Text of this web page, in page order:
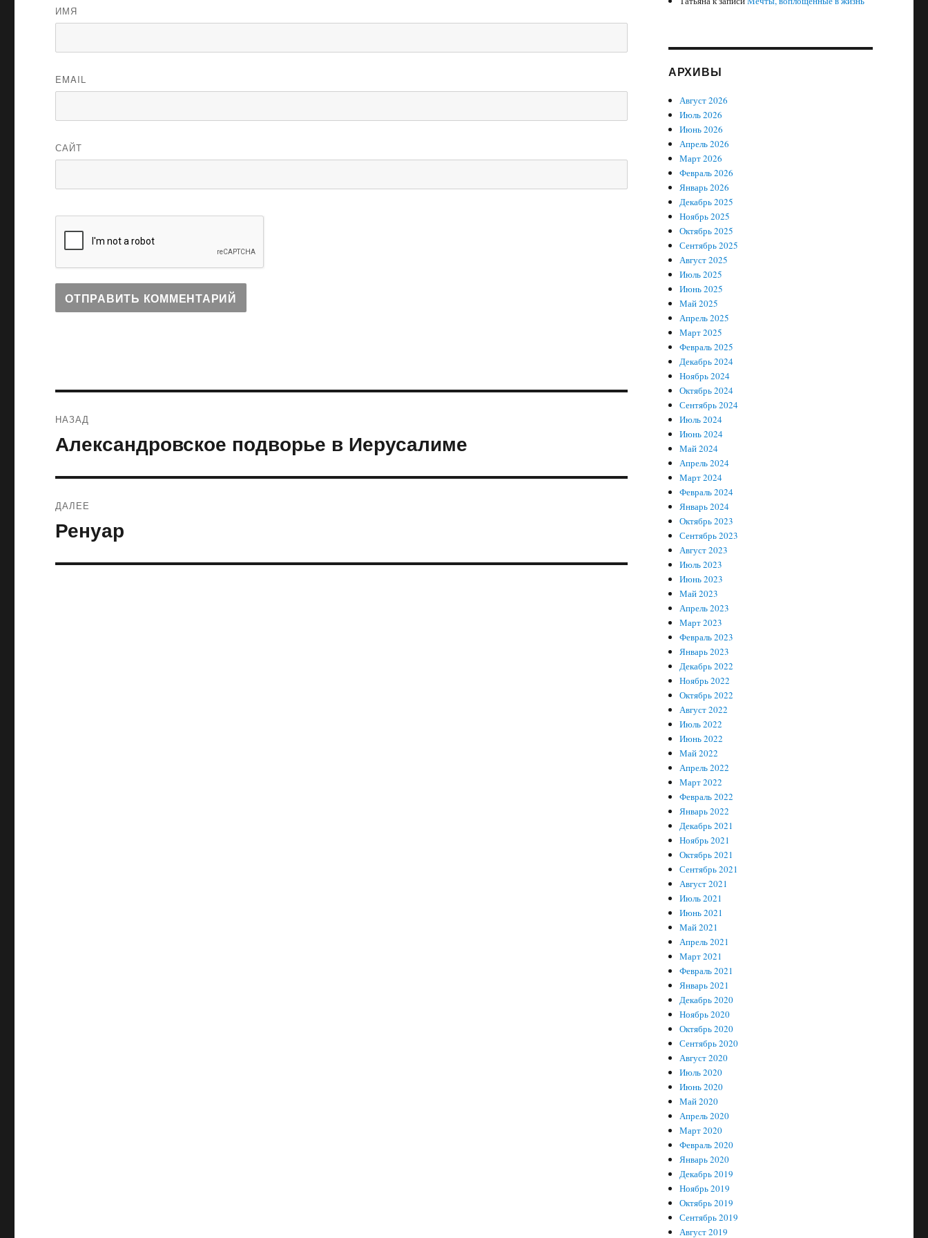
ИМЯ
EMAIL
САЙТ
по
НАЗАД
Предыдущая
Александровское подворье в Иерусалиме
ДАЛЕЕ
Следующая
запись:
Ренуар
АРХИВЫ
Август 2026
Июль 2026
Июнь 2026
Апрель 2026
Март 2026
Февраль 2026
Январь 2026
Декабрь 2025
Ноябрь 2025
Октябрь 2025
Сентябрь 2025
Август 2025
Июль 2025
Июнь 2025
Май 2025
Апрель 2025
Март 2025
Февраль 2025
Декабрь 2024
Ноябрь 2024
Октябрь 2024
Сентябрь 2024
Июль 2024
Июнь 2024
Май 2024
Апрель 2024
Март 2024
Февраль 2024
Январь 2024
Октябрь 2023
Сентябрь 2023
Август 2023
Июль 2023
Июнь 2023
Май 2023
Апрель 2023
Март 2023
Февраль 2023
Январь 2023
Декабрь 2022
Ноябрь 2022
Октябрь 2022
Август 2022
Июль 2022
Июнь 2022
Май 2022
Апрель 2022
Март 2022
Февраль 2022
Январь 2022
Декабрь 2021
Ноябрь 2021
Октябрь 2021
Сентябрь 2021
Август 2021
Июль 2021
Июнь 2021
Май 2021
Апрель 2021
Март 2021
Февраль 2021
Январь 2021
Декабрь 2020
Ноябрь 2020
Октябрь 2020
Сентябрь 2020
Август 2020
Июль 2020
Июнь 2020
Май 2020
Апрель 2020
Март 2020
Февраль 2020
Январь 2020
Декабрь 2019
Ноябрь 2019
Октябрь 2019
Сентябрь 2019
Август 2019